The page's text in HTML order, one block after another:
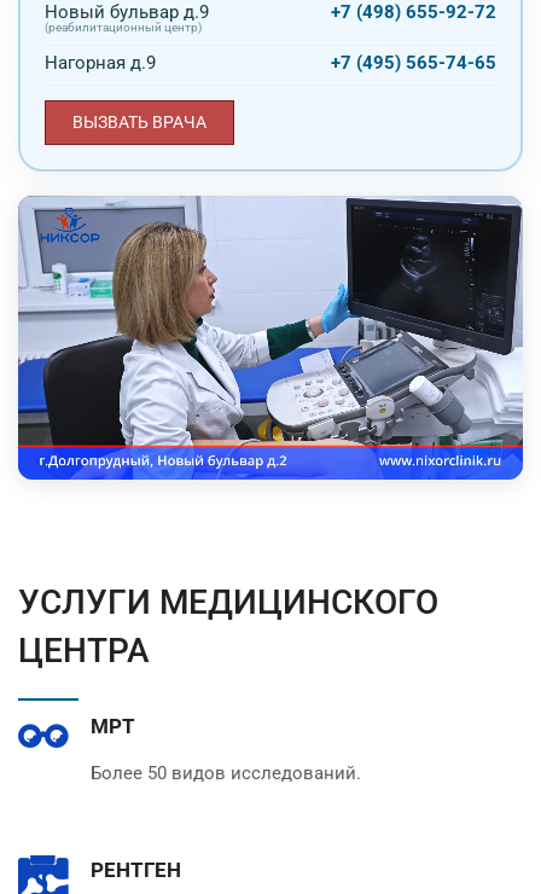
Новый бульвар д.9
(реабилитационный центр)
+7 (498) 655-92-72
Нагорная д.9 +7 (495) 565-74-65
ВЫЗВАТЬ ВРАЧА
УСЛУГИ МЕДИЦИНСКОГО
ЦЕНТРА
МРТ
Более 50 видов исследований.
РЕНТГЕН